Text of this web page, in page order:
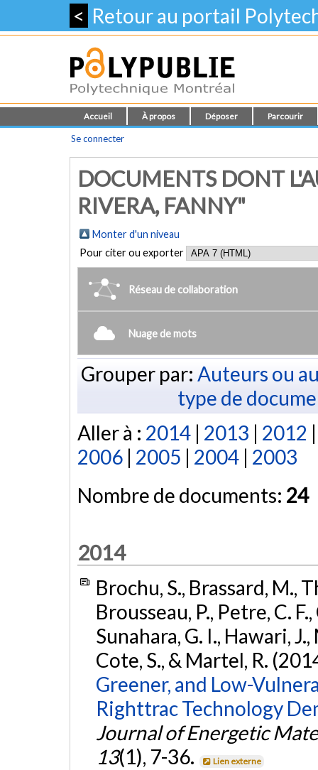
< Retour au portail
Accueil À propos Déposer Parcourir
Se connecter
DOCUMENTS DONT
RIVERA, FANNY"
Monter d'un niveau
Pour citer ou exporter
Réseau de collaboration
Nuage de mots
Grouper par: Auteurs ou
type de
Aller à : 2014 | 2013 | 2012
2006 | 2005 | 2004 | 2003
Nombre de documents: 24
2014
Brochu, S., Brassard, M.,
Brousseau, P., Petre, C.
Sunahara, G. I., Hawari,
Cote, S., & Martel, R.
Greener, and Low-
Righttrac Technology
Journal of Energetic
13(1), 7-36. Lien externe